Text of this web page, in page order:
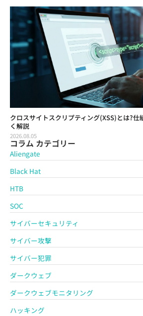
クロスサイトスクリプティング(XSS)とは?仕
く解説
2026.08.05
コラム カテゴリー
Aliengate
Black Hat
HTB
SOC
サイバーセキュリティ
サイバー攻撃
サイバー犯罪
ダークウェブ
ダークウェブモニタリング
ハッキング